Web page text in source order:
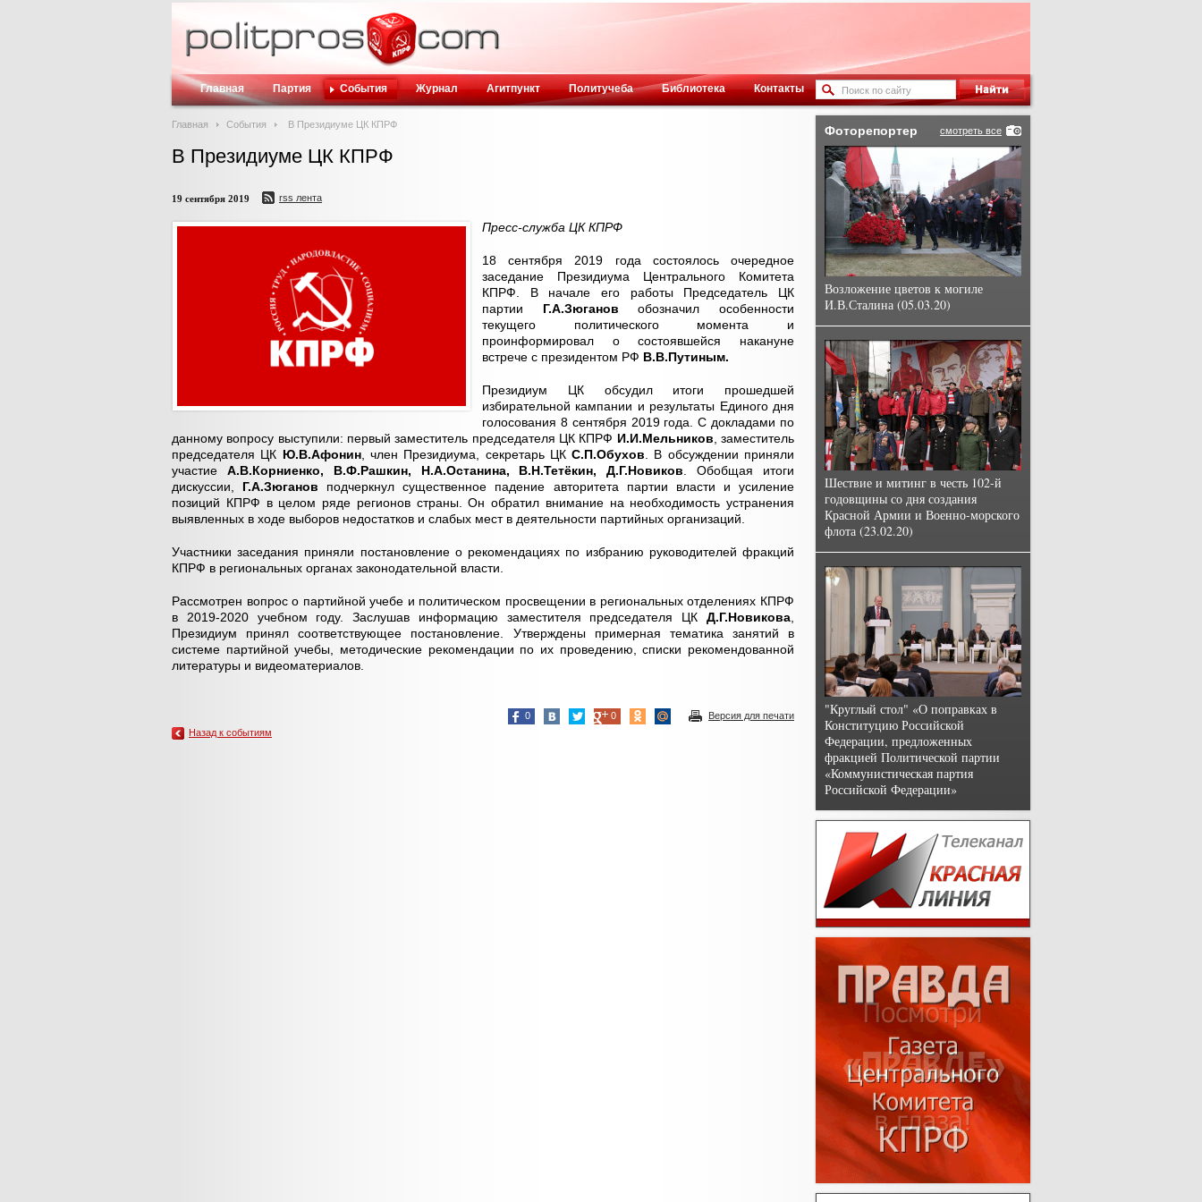
Главная Партия События Журнал Агитпункт Политучеба Библиотека Контакты
Главная События В Президиуме ЦК КПРФ
В Президиуме ЦК КПРФ
19 сентября 2019 rss лента
Пресс-служба ЦК КПРФ
18 сентября 2019 года состоялось очередное
заседание Президиума Центрального Комитета
КПРФ. В начале его работы Председатель ЦК
партии Г.А.Зюгановобозначил особенности
текущего политического момента и
проинформировал о состоявшейся накануне
встрече с президентом РФ В.В.Путиным.
Президиум ЦК обсудил итоги прошедшей
избирательной кампании и результаты Единого дня
голосования 8 сентября 2019 года. С докладами по
данному вопросу выступили: первый заместитель председателя ЦК КПРФ И.И.Мельников , заместитель
председателя ЦК Ю.В.Афонин, член Президиума, секретарь ЦКС.П.Обухов . В обсуждении приняли
участие А.В.Корниенко, В.Ф.Рашкин, Н.А.Останина, В.Н.Тетёкин, Д.Г.Новиков . Обобщая итоги
дискуссии, Г.А.Зюганов подчеркнул существенное падение авторитета партии власти и усиление
позиций КПРФ в целом ряде регионов страны. Он обратил внимание на необходимость устранения
выявленных в ходе выборов недостатков и слабых мест в деятельности партийных организаций.
Участники заседания приняли постановление о рекомендациях по избранию руководителей фракций
КПРФ в региональных органах законодательной власти.
Рассмотрен вопрос о партийной учебе и политическом просвещении в региональных отделениях КПРФ
в 2019-2020 учебном году. Заслушав информацию заместителя председателя ЦК Д.Г.Новикова
Президиум принял соответствующее постановление. Утверждены примерная тематика занятий в
системе партийной учебы, методические рекомендации по их проведению, списки рекомендованной
литературы и видеоматериалов.
Версия для печати
0
0
Назад к событиям
смотреть все
Фоторепортер
Возложение цветов к могиле
И.В.Сталина (05.03.20)
Шествие и митинг в честь 102-й
годовщины со дня создания
Красной Армии и Военно-морского
флота (23.02.20)
"Круглый стол" «О поправках в
Конституцию Российской
Федерации, предложенных
фракцией Политической партии
«Коммунистическая партия
Российской Федерации»